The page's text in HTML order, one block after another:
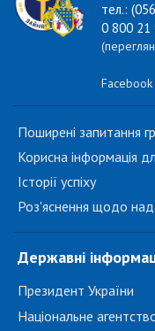
тел.:
0 800 21
Facebook
Поширені запитання
Корисна інформація
Історії успіху
Роз'яснення щодо
Державні
Президент України
Національне